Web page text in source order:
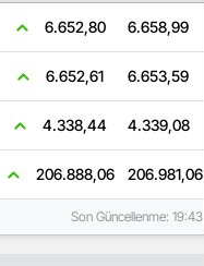
6.652,80 6.658,99
6.652,61 6.653,59
4.338,44 4.339,08
206.888,06 206.981,06
Son Güncellenme: 19:43